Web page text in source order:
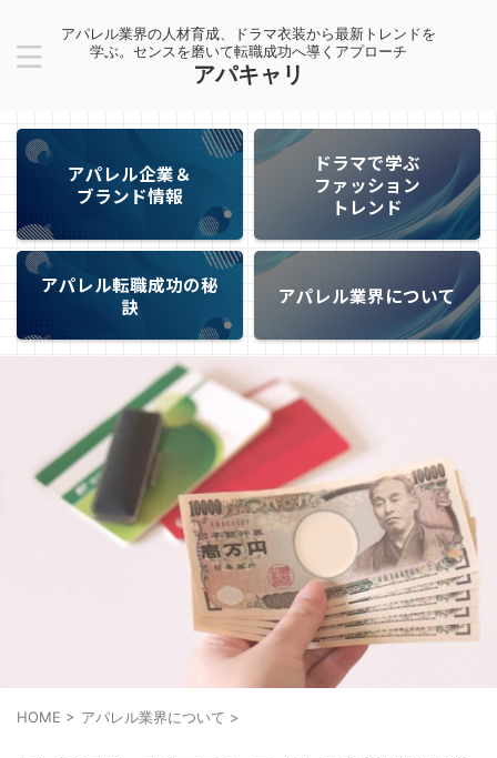
アパレル業界の人材育成、ドラマ衣装から最新トレンドを
学ぶ。センスを磨いて転職成功へ導くアプローチ
アパキャリ
アパレル企業＆
ブランド情報
ドラマで学ぶ
ファッション
トレンド
アパレル転職成功の秘
訣
アパレル業界について
HOME > アパレル業界について >